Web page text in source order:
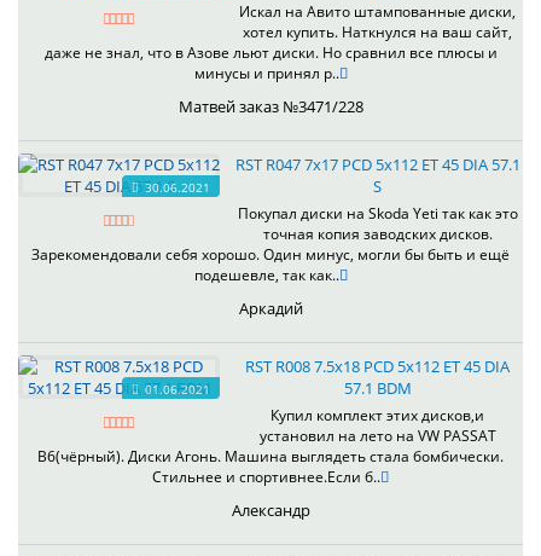
Искал на Авито штампованные диски,
хотел купить. Наткнулся на ваш сайт,
даже не знал, что в Азове льют диски. Но сравнил все плюсы и
минусы и принял р..
Матвей заказ №3471/228
30.06.2021
RST R047 7x17 PCD 5x112 ET 45 DIA 57.1
S
Покупал диски на Skoda Yeti так как это
точная копия заводских дисков.
Зарекомендовали себя хорошо. Один минус, могли бы быть и ещё
подешевле, так как..
Аркадий
01.06.2021
RST R008 7.5x18 PCD 5x112 ET 45 DIA
57.1 BDM
Купил комплект этих дисков,и
установил на лето на VW PASSAT
B6(чёрный). Диски Агонь. Машина выглядеть стала бомбически.
Стильнее и спортивнее.Если б..
Александр